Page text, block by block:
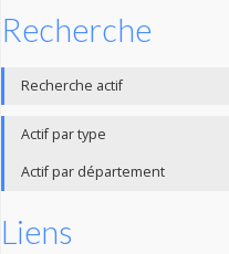
Recherche
Recherche actif
Actif par type
Actif par département
Liens